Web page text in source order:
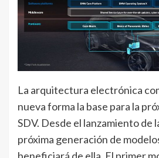
La arquitectura electrónica
nueva forma la base para la
SDV. Desde el lanzamiento de
próxima generación de